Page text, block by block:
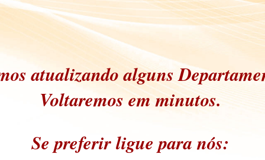
atualizando alguns
Voltaremos em minutos.
Se preferir ligue para nós: